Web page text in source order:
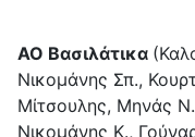
ΑΟ Βασιλάτικα
Νικομάνης Σπ.,
Μίτσουλης, Μηνάς
Νικομάνης Κ.,